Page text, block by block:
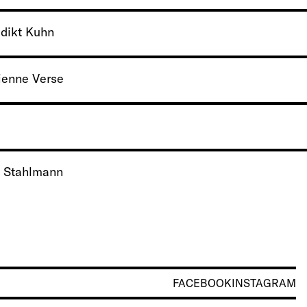
Kuhn
Verse
FACEBOOKINSTAGRAM